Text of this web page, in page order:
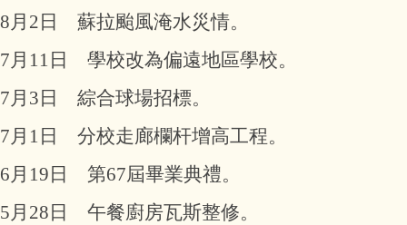
8月2日 蘇拉颱風淹水災情。
7月11日 學校改為偏遠地區學校。
7月3日 綜合球場招標。
7月1日 分校走廊欄杆增高工程。
6月19日 第67屆畢業典禮。
5月28日 午餐廚房瓦斯整修。